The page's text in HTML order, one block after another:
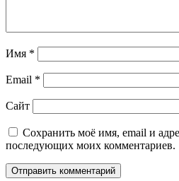
Имя *
Email *
Сайт
Сохранить моё имя, email и
последующих моих комментариев.